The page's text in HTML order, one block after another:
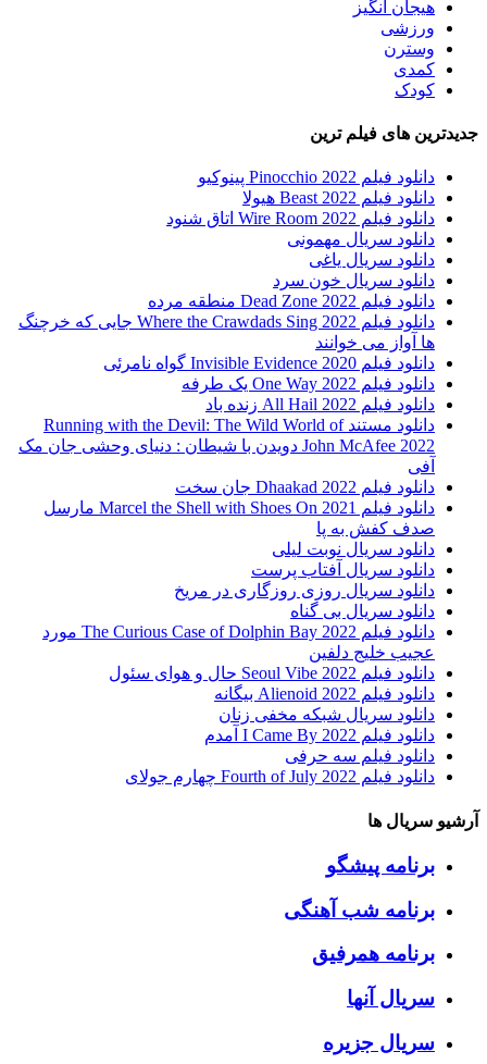
هیجان انگیز
ورزشی
وسترن
کمدی
کودک
جدیدترین های فیلم ترین
دانلود فیلم Pinocchio 2022 پینوکیو
دانلود فیلم Beast 2022 هیولا
دانلود فیلم Wire Room 2022 اتاق شنود
دانلود سریال مهمونی
دانلود سریال یاغی
دانلود سریال خون سرد
دانلود فیلم 2022 Dead Zone منطقه مرده
دانلود فیلم Where the Crawdads Sing 2022 جایی که خرچنگ
ها آواز می خوانند
دانلود فیلم 2020 Invisible Evidence گواه نامرئی
دانلود فیلم One Way 2022 یک طرفه
دانلود فیلم All Hail 2022 زنده باد
دانلود مستند Running with the Devil: The Wild World of
John McAfee 2022 دویدن با شیطان : دنیای وحشی جان مک
آفی
دانلود فیلم Dhaakad 2022 جان سخت
دانلود فیلم Marcel the Shell with Shoes On 2021 مارسل
صدف کفش به پا
دانلود سریال نوبت لیلی
دانلود سریال آفتاب پرست
دانلود سریال روزی روزگاری در مریخ
دانلود سریال بی گناه
دانلود فیلم The Curious Case of Dolphin Bay 2022 مورد
عجیب خلیج دلفین
دانلود فیلم Seoul Vibe 2022 حال و هوای سئول
دانلود فیلم Alienoid 2022 بیگانه
دانلود سریال شبکه مخفی زنان
دانلود فیلم I Came By 2022 آمدم
دانلود فیلم سه حرفی
دانلود فیلم Fourth of July 2022 چهارم جولای
آرشیو سریال ها
برنامه پیشگو
برنامه شب آهنگی
برنامه همرفیق
سریال آنها
سریال جزیره